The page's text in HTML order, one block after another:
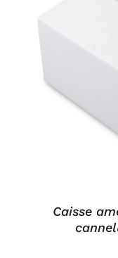
Caisse